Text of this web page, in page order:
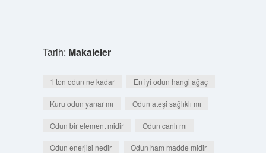
Tarih: Makaleler
1 ton odun ne kadar En iyi odun hangi ağaç
Kuru odun yanar mı Odun ateşi sağlıklı mı
Odun bir element midir Odun canlı mı
Odun enerjisi nedir Odun ham madde midir